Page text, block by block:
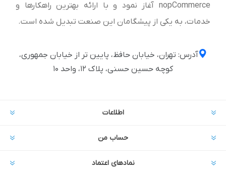
nopCommerce آغاز نمود و با ارائه بهترین راهکارها و
خدمات، به یکی از پیشگامان این صنعت تبدیل شده است.
آدرس: تهران، خیابان حافظ، پایین تر از خیابان جمهوری،
کوچه حسین حسنی، پلاک ۱۲، واحد ۱۰
اطلاعات
حساب من
نمادهای اعتماد